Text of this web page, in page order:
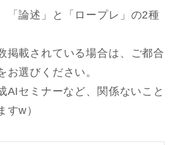
「論述」と「ロープレ」の2種
掲載されている場合は、ご都合
お選びください。
AIセミナーなど、関係ないこと
すw）